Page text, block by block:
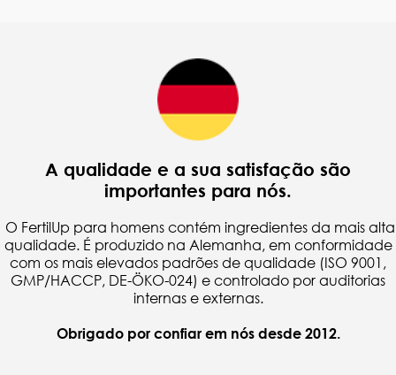
A qualidade e a sua satisfação são
importantes para nós.
O FertilUp para homens contém ingredientes da mais alta
qualidade. É produzido na Alemanha, em conformidade
com os mais elevados padrões de qualidade (ISO 9001,
GMP/HACCP, DE-ÖKO-024) e controlado por auditorias
internas e externas.
Obrigado por confiar em nós desde 2012.